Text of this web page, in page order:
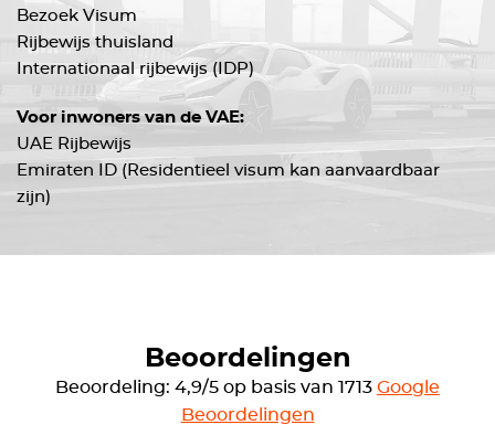
Bezoek Visum
Rijbewijs thuisland
Internationaal rijbewijs (IDP)
Voor inwoners van de VAE:
UAE Rijbewijs
Emiraten ID (Residentieel visum kan aanvaardbaar
zijn)
Beoordelingen
Beoordeling: 4,9/5 op basis van 1713 Google
Beoordelingen